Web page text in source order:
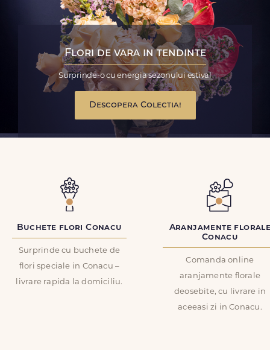
Flori de vara in tendinte
Surprinde-o cu energia sezonului estival
Descopera Colectia!
Buchete flori Conacu
Surprinde cu buchete de
flori speciale in Conacu –
livrare rapida la domiciliu.
Aranjamente
Conacu
Comanda online
aranjamente florale
deosebite, cu livrare in
aceeasi zi in Conacu.